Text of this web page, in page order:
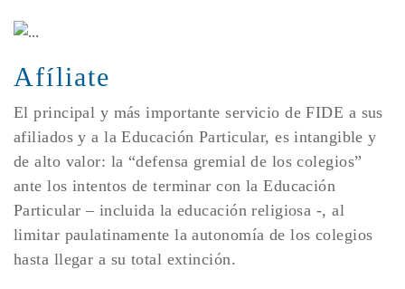
Afíliate
El principal y más importante servicio de FIDE a sus
afiliados y a la Educación Particular, es intangible y
de alto valor: la “defensa gremial de los colegios”
ante los intentos de terminar con la Educación
Particular – incluida la educación religiosa -, al
limitar paulatinamente la autonomía de los colegios
hasta llegar a su total extinción.